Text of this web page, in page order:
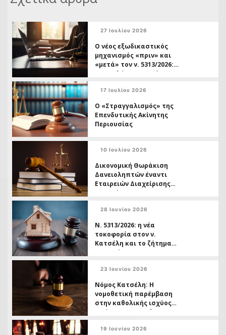
27 Ιουλίου 2026
Ο νέος εξωδικαστικός
μηχανισμός «πριν» και
«μετά» τον ν. 5313/2026:
Ο οφειλέτης ως τρίτος
δικαστικής προστασίας
17 Ιουλίου 2026
Ο «Στραγγαλισμός» της
Επενδυτικής Ακίνητης
Περιουσίας
10 Ιουλίου 2026
Δικονομική Θωράκιση
Δανειοληπτών έναντι
Εταιρειών Διαχείρισης
Απαιτήσεων
28 Ιουνίου 2026
Ν. 5313/2026: η νέα
τοκοφορία στον ν.
Κατσέλη και το ζήτημα
της ασύμμετρης
Δανειοληπτών έναντι
23 Ιουνίου 2026
Νόμος Κατσέλη: Η
νομοθετική παρέμβαση
στην καθολικής ισχύος
απόφασης της ΟλΑΠ
ζήτημα των
19 Ιουνίου 2026